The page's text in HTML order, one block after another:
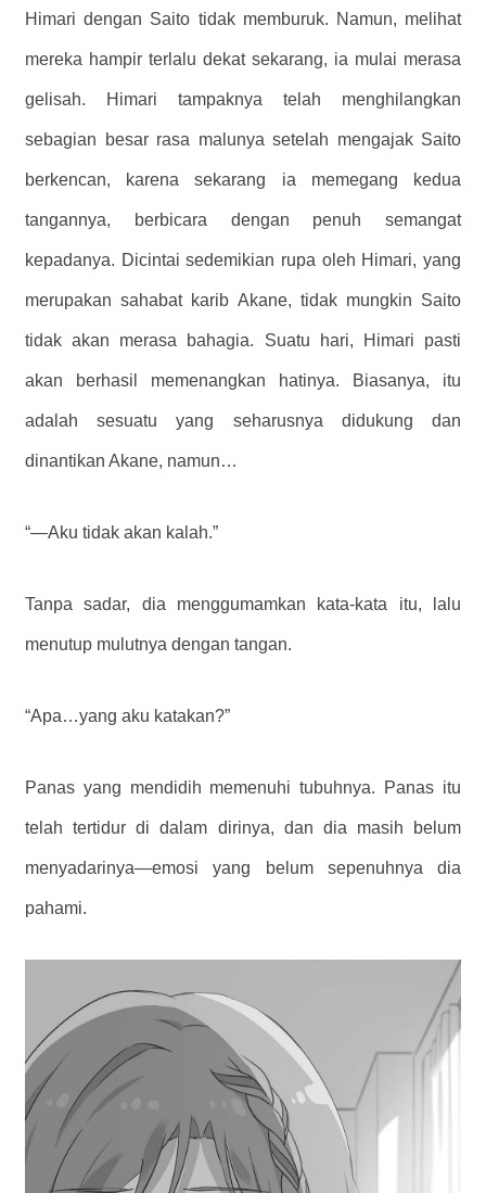
Himari dengan Saito tidak memburuk. Namun, melihat
mereka hampir terlalu dekat sekarang, ia mulai merasa
gelisah. Himari tampaknya telah menghilangkan
sebagian besar rasa malunya setelah mengajak Saito
berkencan, karena sekarang ia memegang kedua
tangannya, berbicara dengan penuh semangat
kepadanya. Dicintai sedemikian rupa oleh Himari, yang
merupakan sahabat karib Akane, tidak mungkin Saito
tidak akan merasa bahagia. Suatu hari, Himari pasti
akan berhasil memenangkan hatinya. Biasanya, itu
adalah sesuatu yang seharusnya didukung dan
dinantikan Akane, namun…
“—Aku tidak akan kalah.”
Tanpa sadar, dia menggumamkan kata-kata itu, lalu
menutup mulutnya dengan tangan.
“Apa…yang aku katakan?”
Panas yang mendidih memenuhi tubuhnya. Panas itu
telah tertidur di dalam dirinya, dan dia masih belum
menyadarinya—emosi yang belum sepenuhnya dia
pahami.